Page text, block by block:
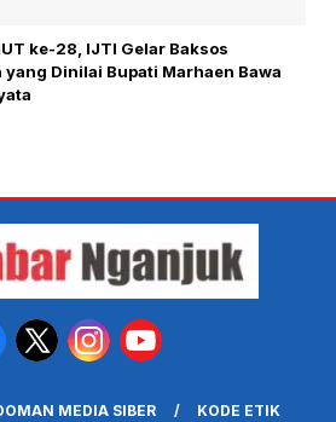
ke-28, IJTI Gelar Baksos
yang Dinilai Bupati Marhaen Bawa
MEDIA SIBER KODE ETIK